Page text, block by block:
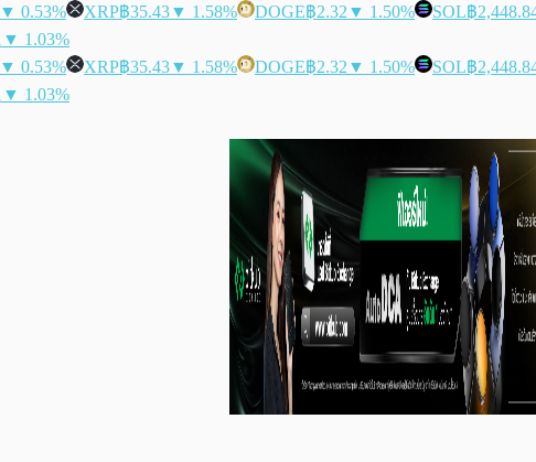
▼ 0.53% XRP฿35.43▼ 1.58% DOGE฿2.32 ▼ 1.50% SOL฿
▼ 1.03%
▼ 0.53% XRP฿35.43▼ 1.58% DOGE฿2.32 ▼ 1.50% SOL฿
▼ 1.03%